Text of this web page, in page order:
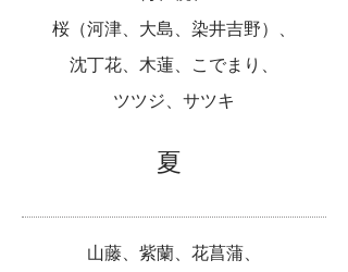
桜（河津、大島、染井吉野）、
沈丁花、木蓮、こでまり、
ツツジ、サツキ
夏
山藤、紫蘭、花菖蒲、